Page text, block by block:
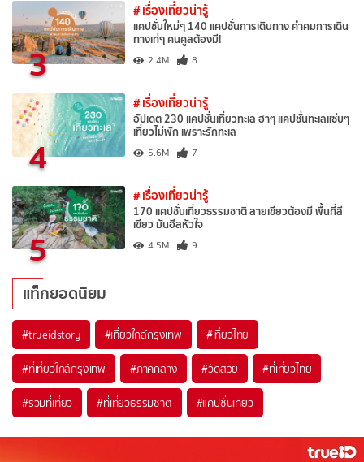
3
# เรื่องเที่ยวน่ารู้
แคปชั่นใหม่ๆ 140 แคปชั่นการเดินทาง คำคมการเดิน
ทางเท่ๆ คนคูลต้องมี!
2.4M 8
4
# เรื่องเที่ยวน่ารู้
อัปเดต 230 แคปชั่นเที่ยวทะเล ฮาๆ แคปชั่นทะเลแซ่บๆ
เที่ยวไม่พัก เพราะรักทะเล
5.6M 7
5
# เรื่องเที่ยวน่ารู้
170 แคปชั่นเที่ยวธรรมชาติ สายเขียวต้องมี พื้นที่สี
เขียว มันฮีลหัวใจ
4.5M 9
แท็กยอดนิยม
#trueidstory #เที่ยวใกล้กรุงเทพ #เที่ยวไทย
#ที่เที่ยวใกล้กรุงเทพ #ภาคกลาง #วัดสวย #ที่เที่ยวไทย
#รวมที่เที่ยว #ที่เที่ยวธรรมชาติ #แคปชั่นเที่ยว